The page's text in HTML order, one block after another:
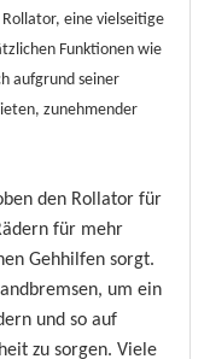
eine vielseitige
Funktionen wie
aufgrund seiner
zunehmender
den Rollator für
für mehr
Gehhilfen sorgt.
um ein
und so auf
zu sorgen. Viele